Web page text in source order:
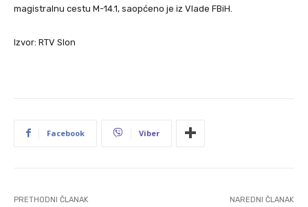
magistralnu cestu M-14.1, saopćeno je iz Vlade FBiH.
Izvor: RTV Slon
Facebook Viber
PRETHODNI ČLANAK NAREDNI ČLANAK